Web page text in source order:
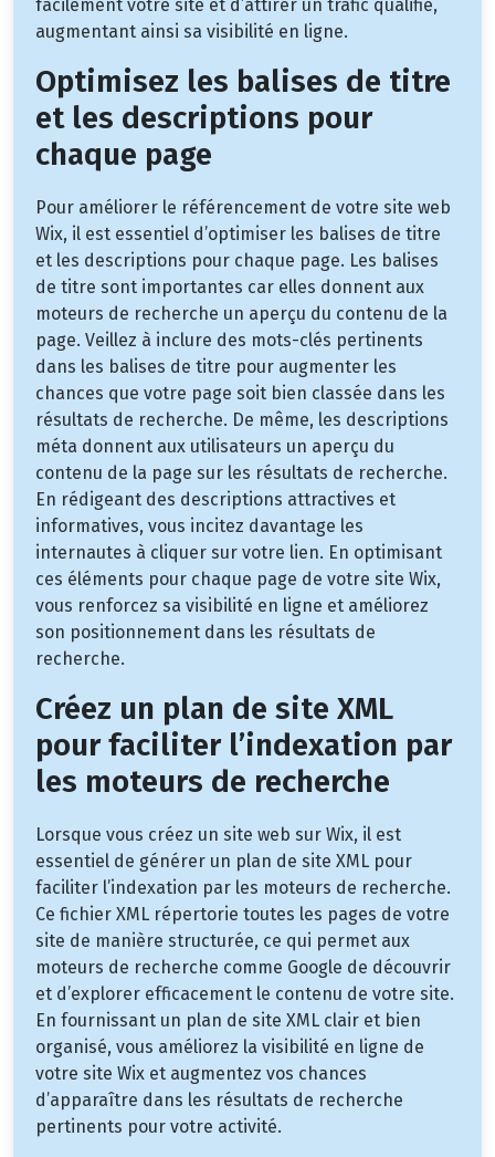
facilement votre site et d’attirer un trafic qualifié,
augmentant ainsi sa visibilité en ligne.
Optimisez les balises de titre
et les descriptions pour
chaque page
Pour améliorer le référencement de votre site web
Wix, il est essentiel d’optimiser les balises de titre
et les descriptions pour chaque page. Les balises
de titre sont importantes car elles donnent aux
moteurs de recherche un aperçu du contenu de la
page. Veillez à inclure des mots-clés pertinents
dans les balises de titre pour augmenter les
chances que votre page soit bien classée dans les
résultats de recherche. De même, les descriptions
méta donnent aux utilisateurs un aperçu du
contenu de la page sur les résultats de recherche.
En rédigeant des descriptions attractives et
informatives, vous incitez davantage les
internautes à cliquer sur votre lien. En optimisant
ces éléments pour chaque page de votre site Wix,
vous renforcez sa visibilité en ligne et améliorez
son positionnement dans les résultats de
recherche.
Créez un plan de site XML
pour faciliter l’indexation par
les moteurs de recherche
Lorsque vous créez un site web sur Wix, il est
essentiel de générer un plan de site XML pour
faciliter l’indexation par les moteurs de recherche.
Ce fichier XML répertorie toutes les pages de votre
site de manière structurée, ce qui permet aux
moteurs de recherche comme Google de découvrir
et d’explorer efficacement le contenu de votre site.
En fournissant un plan de site XML clair et bien
organisé, vous améliorez la visibilité en ligne de
votre site Wix et augmentez vos chances
d’apparaître dans les résultats de recherche
pertinents pour votre activité.